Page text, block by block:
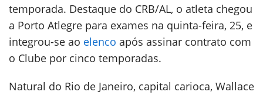
temporada. Destaque do CRB/AL, o atleta chegou
a Porto Atlegre para exames na quinta-feira, 25, e
integrou-se ao elenco após assinar contrato com
o Clube por cinco temporadas.
Natural do Rio de Janeiro, capital carioca, Wallace